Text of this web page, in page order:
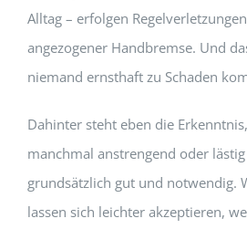
Alltag – erfolgen
angezogener Handbremse. Und
niemand ernsthaft zu Schaden
Dahinter steht eben die
manchmal anstrengend oder
grundsätzlich gut und notwendig.
lassen sich leichter akzeptieren,